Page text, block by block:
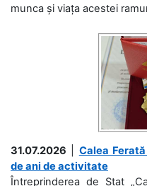
munca și viața acestei
31.07.2026
Calea
de ani de activitate
Întreprinderea de Stat